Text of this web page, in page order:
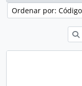
Ordenar por: